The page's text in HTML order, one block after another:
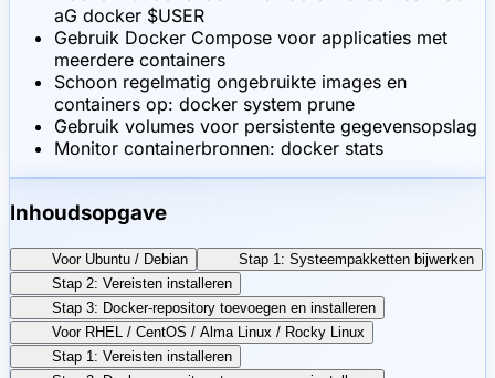
aG docker $USER
Gebruik Docker Compose voor applicaties met
meerdere containers
Schoon regelmatig ongebruikte images en
containers op: docker system prune
Gebruik volumes voor persistente gegevensopslag
Monitor containerbronnen: docker stats
Inhoudsopgave
Voor Ubuntu / Debian
Stap 1: Systeempakketten bijwerken
Stap 2: Vereisten installeren
Stap 3: Docker-repository toevoegen en installeren
Voor RHEL / CentOS / Alma Linux / Rocky Linux
Stap 1: Vereisten installeren